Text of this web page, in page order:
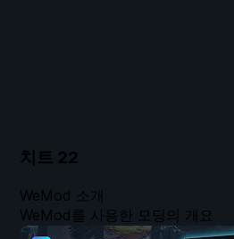
치트 22
WeMod 소개
WeMod를 사용한 모딩의 개요